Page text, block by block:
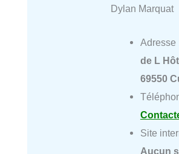
Dylan Marquat
Adresse
de L
69550
Site
Aucun